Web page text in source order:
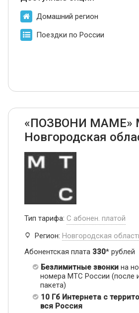
Домашний регион
Поездки по России
«ПОЗВОНИ МАМЕ»
Новгородская
Тип тарифа: С абонен. платой
Регион: Новгородская
Абонентская плата 330* рублей
Безлимитные звонки на
номера МТС России (после
пакета)
10 Гб Интернета с
вся Россия